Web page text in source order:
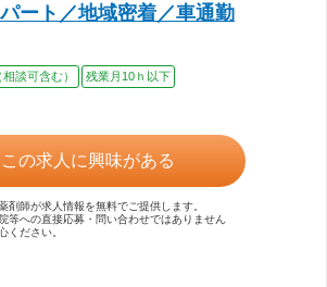
ート／地域密着／車通勤
談可含む）
残業月10ｈ以下
この求人に興味がある
剤師が求人情報を無料でご提供します。
等への直接応募・問い合わせではありません
ください。